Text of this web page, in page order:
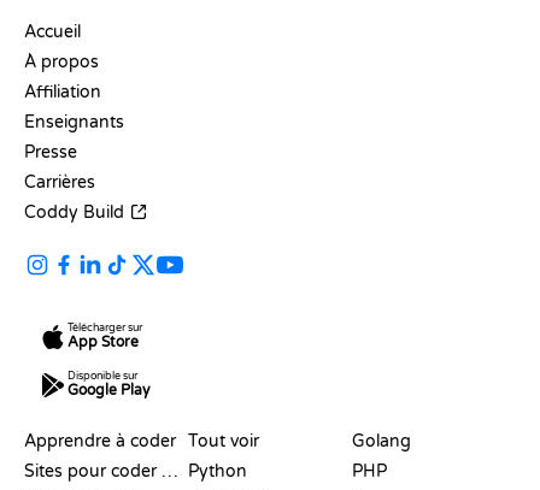
Accueil
À propos
Affiliation
Enseignants
Presse
Carrières
Coddy Build
Télécharger sur
App Store
Disponible sur
Google Play
Apprendre à coder
Sites pour coder gratuitement
Tout voir
Python
Golang
PHP